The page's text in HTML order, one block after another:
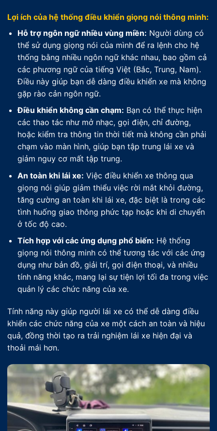
Lợi ích của hệ thống điều khiển giọng nói thông minh:
Hỗ trợ ngôn ngữ nhiều vùng miền: Người dùng có
thể sử dụng giọng nói của mình để ra lệnh cho hệ
thống bằng nhiều ngôn ngữ khác nhau, bao gồm cả
các phương ngữ của tiếng Việt (Bắc, Trung, Nam).
Điều này giúp bạn dễ dàng điều khiển xe mà không
gặp rào cản ngôn ngữ.
Điều khiển không cần chạm: Bạn có thể thực hiện
các thao tác như mở nhạc, gọi điện, chỉ đường,
hoặc kiểm tra thông tin thời tiết mà không cần phải
chạm vào màn hình, giúp bạn tập trung lái xe và
giảm nguy cơ mất tập trung.
An toàn khi lái xe: Việc điều khiển xe thông qua
giọng nói giúp giảm thiểu việc rời mắt khỏi đường,
tăng cường an toàn khi lái xe, đặc biệt là trong các
tình huống giao thông phức tạp hoặc khi di chuyển
ở tốc độ cao.
Tích hợp với các ứng dụng phổ biến: Hệ thống
giọng nói thông minh có thể tương tác với các ứng
dụng như bản đồ, giải trí, gọi điện thoại, và nhiều
tính năng khác, mang lại sự tiện lợi tối đa trong việc
quản lý các chức năng của xe.
Tính năng này giúp người lái xe có thể dễ dàng điều
khiển các chức năng của xe một cách an toàn và hiệu
quả, đồng thời tạo ra trải nghiệm lái xe hiện đại và
thoải mái hơn.